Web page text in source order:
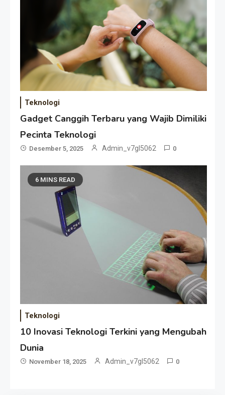
Teknologi
Gadget Canggih Terbaru yang Wajib Dimiliki
Pecinta Teknologi
Desember 5, 2025 Admin_v7gl5062 0
6 MINS READ
Teknologi
10 Inovasi Teknologi Terkini yang Mengubah
Dunia
November 18, 2025 Admin_v7gl5062 0